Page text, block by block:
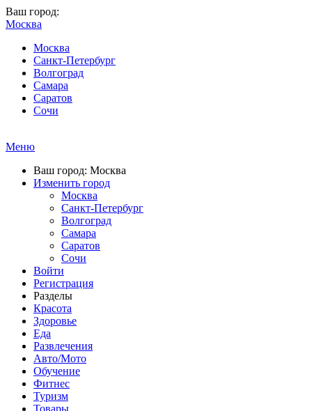
Ваш город:
Москва
Москва
Санкт-Петербург
Волгоград
Самара
Саратов
Сочи
Меню
Ваш город: Москва
Изменить город
Москва
Санкт-Петербург
Волгоград
Самара
Саратов
Сочи
Войти
Регистрация
Разделы
Красота
Здоровье
Еда
Развлечения
Авто/Мото
Обучение
Фитнес
Туризм
Товары